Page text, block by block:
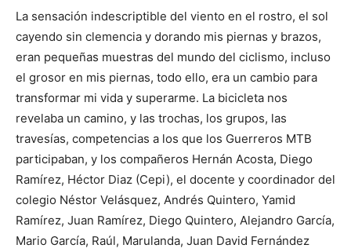
La sensación indescriptible del viento en el rostro, el sol
cayendo sin clemencia y dorando mis piernas y brazos,
eran pequeñas muestras del mundo del ciclismo, incluso
el grosor en mis piernas, todo ello, era un cambio para
transformar mi vida y superarme. La bicicleta nos
revelaba un camino, y las trochas, los grupos, las
travesías, competencias a los que los Guerreros MTB
participaban, y los compañeros Hernán Acosta, Diego
Ramírez, Héctor Diaz (Cepi), el docente y coordinador del
colegio Néstor Velásquez, Andrés Quintero, Yamid
Ramírez, Juan Ramírez, Diego Quintero, Alejandro García,
Mario García, Raúl, Marulanda, Juan David Fernández